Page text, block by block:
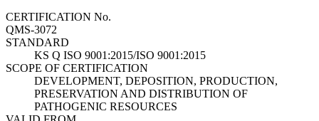
CERTIFICATION No.
QMS-3072
STANDARD
KS Q ISO 9001:2015/ISO 9001:2015
SCOPE OF CERTIFICATION
DEVELOPMENT, DEPOSITION, PRODUCTION,
PRESERVATION AND DISTRIBUTION OF
PATHOGENIC RESOURCES